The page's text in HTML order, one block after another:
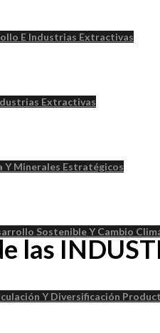
E Industrias Extractivas
Extractivas
Y Minerales Estratégicos
Sostenible Y Cambio
Y Diversificación
las